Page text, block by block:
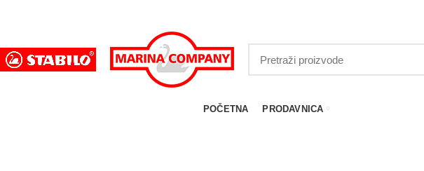
POČETNA PRODAVNICA